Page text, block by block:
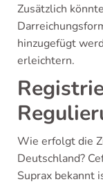
Zusätzlich
hinzugefügt
erleichtern.
Wie erfolgt die
Deutschland?
Suprax bekannt